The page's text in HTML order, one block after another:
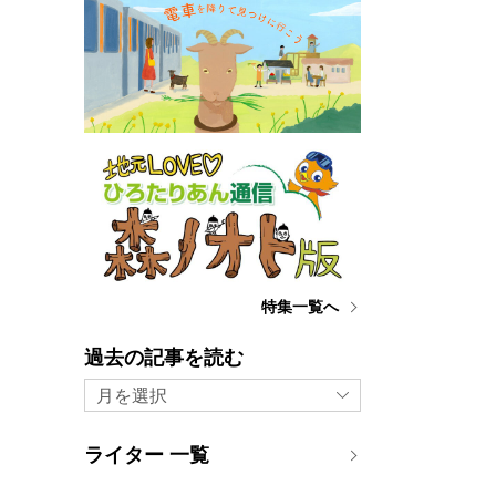
特集一覧へ
過去の記事を読む
月を選択
ライター 一覧